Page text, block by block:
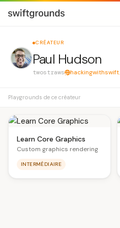
CRÉATEUR
Paul Hudson
twostraws
Playgrounds de ce créateur
Learn Core Graphics
Custom graphics rendering
INTERMÉDIAIRE